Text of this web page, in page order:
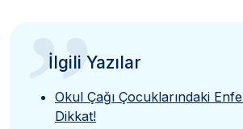
”
İlgili Yazılar
Okul Çağı Çocuklarındaki
Dikkat!